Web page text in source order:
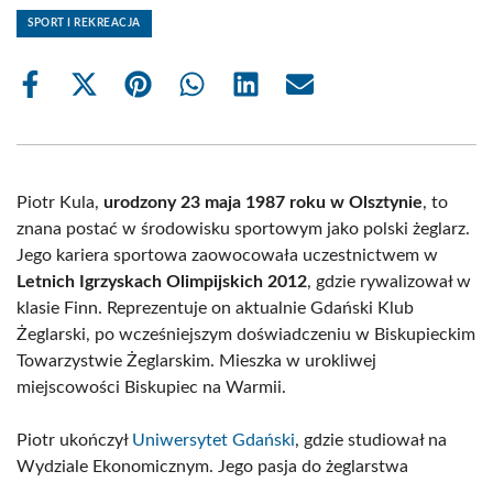
SPORT I REKREACJA
Share
Share
(Twitter)
Share Share Share Share
Piotr Kula, urodzony 23 maja 1987 roku w Olsztynie, to
znana postać w środowisku sportowym jako polski żeglarz.
Jego kariera sportowa zaowocowała uczestnictwem w
Letnich Igrzyskach Olimpijskich 2012, gdzie rywalizował w
klasie Finn. Reprezentuje on aktualnie Gdański Klub
Żeglarski, po wcześniejszym doświadczeniu w Biskupieckim
Towarzystwie Żeglarskim. Mieszka w urokliwej
miejscowości Biskupiec na Warmii.
Piotr ukończył Uniwersytet Gdański, gdzie studiował na
Wydziale Ekonomicznym. Jego pasja do żeglarstwa